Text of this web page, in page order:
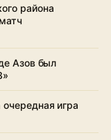
района
Азов был
игра